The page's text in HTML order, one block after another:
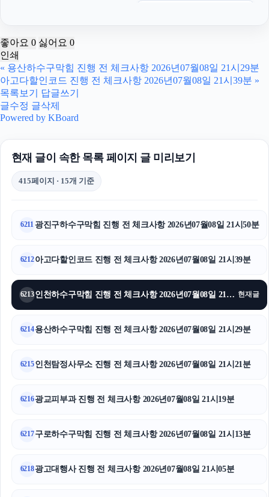
수원이혼변호사
의정부변호사
이혼소송
강동구하수구막힘
좋아요 0 싫어요 0
인쇄
« 용산하수구막힘 진행 전 체크사항 2026년07월08일 21시29분
아고다할인코드 진행 전 체크사항 2026년07월08일 21시39분 »
목록보기
답글쓰기
글수정 글삭제
Powered by KBoard
현재 글이 속한 목록 페이지 글 미리보기
415페이지 · 15개 기준
6211 광진구하수구막힘 진행 전 체크사항 2026년07월08일 21시50분
6212아고다할인코드 진행 전 체크사항 2026년07월08일 21시39분
6213 인천하수구막힘 진행 전 체크사항 2026년07월08일 21시34분 현재글
6214용산하수구막힘 진행 전 체크사항 2026년07월08일 21시29분
6215인천탐정사무소 진행 전 체크사항 2026년07월08일 21시21분
6216광교피부과 진행 전 체크사항 2026년07월08일 21시19분
6217구로하수구막힘 진행 전 체크사항 2026년07월08일 21시13분
6218광고대행사 진행 전 체크사항 2026년07월08일 21시05분